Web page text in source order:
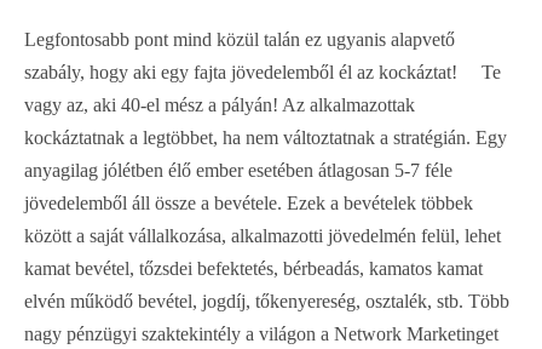
Legfontosabb pont mind közül talán ez ugyanis alapvető
szabály, hogy aki egy fajta jövedelemből él az kockáztat! Te
vagy az, aki 40-el mész a pályán! Az alkalmazottak
kockáztatnak a legtöbbet, ha nem változtatnak a stratégián. Egy
anyagilag jólétben élő ember esetében átlagosan 5-7 féle
jövedelemből áll össze a bevétele. Ezek a bevételek többek
között a saját vállalkozása, alkalmazotti jövedelmén felül, lehet
kamat bevétel, tőzsdei befektetés, bérbeadás, kamatos kamat
elvén működő bevétel, jogdíj, tőkenyereség, osztalék, stb. Több
nagy pénzügyi szaktekintély a világon a Network Marketinget